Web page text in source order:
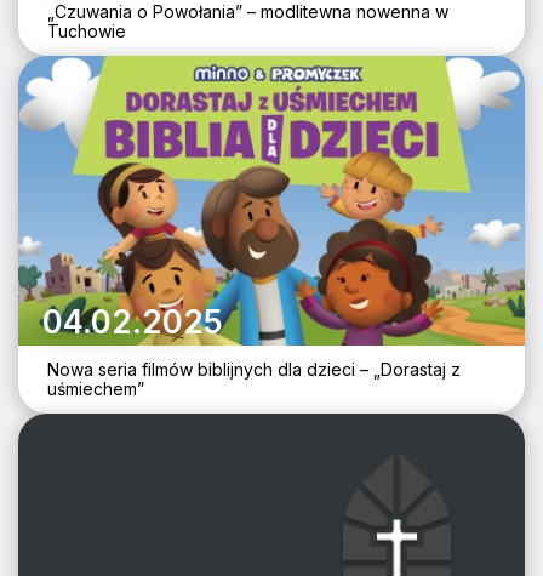
„Czuwania o Powołania” – modlitewna nowenna w
Tuchowie
04.02.2025
Nowa seria filmów biblijnych dla dzieci – „Dorastaj z
uśmiechem”